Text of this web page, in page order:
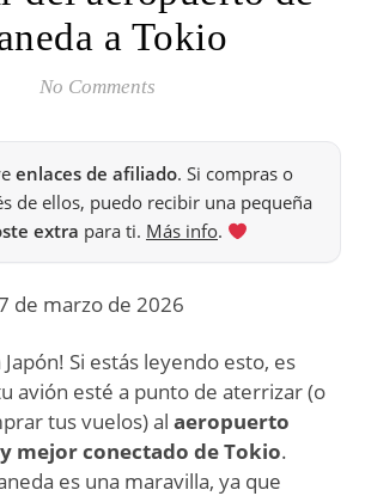
a Tokio
No Comments
enlaces de afiliado. Si compras o
de ellos, puedo recibir una pequeña
extra para ti. Más info.
de marzo de 2026
Japón! Si estás leyendo esto, es
avión esté a punto de aterrizar (o
tus vuelos) al aeropuerto
mejor conectado de Tokio.
es una maravilla, ya que